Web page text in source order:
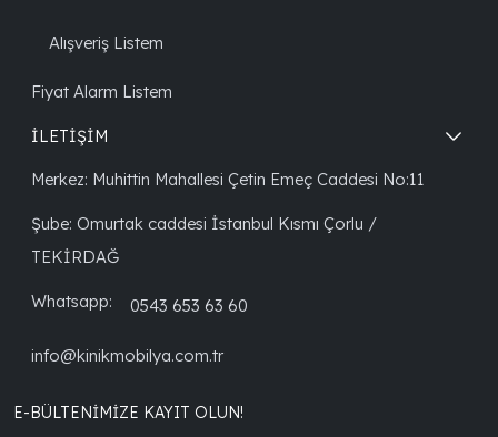
Alışveriş Listem
Fiyat Alarm Listem
İLETİŞİM
Merkez: Muhittin Mahallesi Çetin Emeç Caddesi No:11
Şube: Omurtak caddesi İstanbul Kısmı Çorlu /
TEKİRDAĞ
Whatsapp: 0543 653 63 60
info@kinikmobilya.com.tr
E-BÜLTENIMIZE KAYIT OLUN!